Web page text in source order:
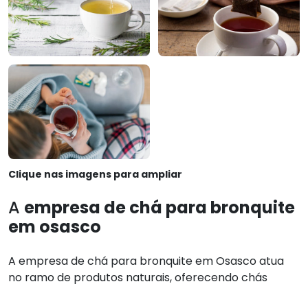
Clique nas imagens para ampliar
A empresa de chá para bronquite
em osasco
A empresa de chá para bronquite em Osasco atua
no ramo de produtos naturais, oferecendo chás